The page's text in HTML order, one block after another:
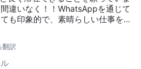
in the bathrooms is
been shared with the relevant
forward to welcoming you back
違いなく！！WhatsAppを通じて
も印象的で、素晴らしい仕事を続
翻訳